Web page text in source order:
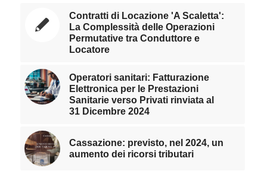
Contratti di Locazione 'A Scaletta':
La Complessità delle Operazioni
Permutative tra Conduttore e
Locatore
Operatori sanitari: Fatturazione
Elettronica per le Prestazioni
Sanitarie verso Privati rinviata al
31 Dicembre 2024
Cassazione: previsto, nel 2024, un
aumento dei ricorsi tributari